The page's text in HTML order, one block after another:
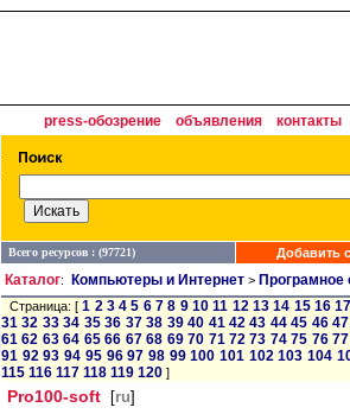
press-обозрение объявления контакты
Всего ресурсов : (97721) Добавить
Каталог: Компьютеры и Интернет > Програмное
Страница: [1 2 3 4 5 6 7 8 9 10 11 12 13 14 15 16
31 32 33 34 35 36 37 38 39 40 41 42 43 44 45 46 47
61 62 63 64 65 66 67 68 69 70 71 72 73 74 75 76 77
91 92 93 94 95 96 97 98 99 100 101 102 103 104
115 116 117 118 119 120 ]
Pro100-soft [ru]